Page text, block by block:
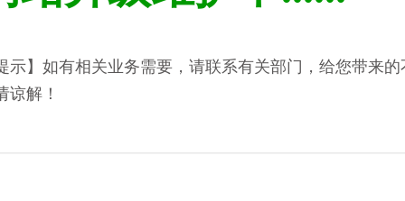
示】如有相关业务需要，请联系有关部门，给您带来的
谅解！